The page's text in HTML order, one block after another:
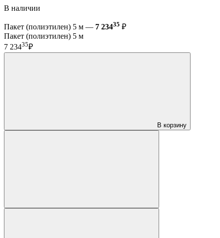
В наличии
Пакет (полиэтилен) 5 м — 7 23435 ₽
Пакет (полиэтилен) 5 м
7 23435₽
В корзину